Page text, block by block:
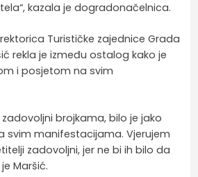
kazala je dogradonačelnica.
Turističke zajednice Grada
rekla je između ostalog kako je
i posjetom na svim
brojkama, bilo je jako
svim manifestacijama. Vjerujem
zadovoljni, jer ne bi ih bilo da
Maršić.